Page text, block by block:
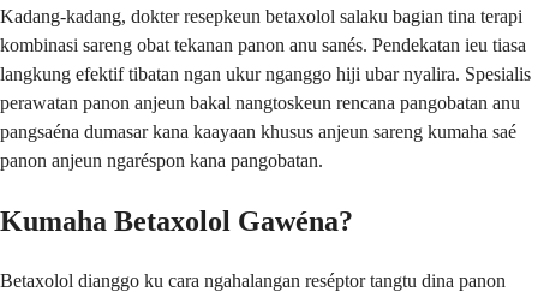
Kadang-kadang, dokter resepkeun betaxolol salaku bagian tina terapi
kombinasi sareng obat tekanan panon anu sanés. Pendekatan ieu tiasa
langkung efektif tibatan ngan ukur nganggo hiji ubar nyalira. Spesialis
perawatan panon anjeun bakal nangtoskeun rencana pangobatan anu
pangsaéna dumasar kana kaayaan khusus anjeun sareng kumaha saé
panon anjeun ngaréspon kana pangobatan.
Kumaha Betaxolol Gawéna?
Betaxolol dianggo ku cara ngahalangan reséptor tangtu dina panon